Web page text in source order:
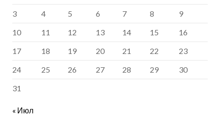
3
4 5 6 7 8
9
10
11 12 13 14 15
16
17
18 19 20 21 22
23
24
25 26 27 28 29
30
31
« Июл